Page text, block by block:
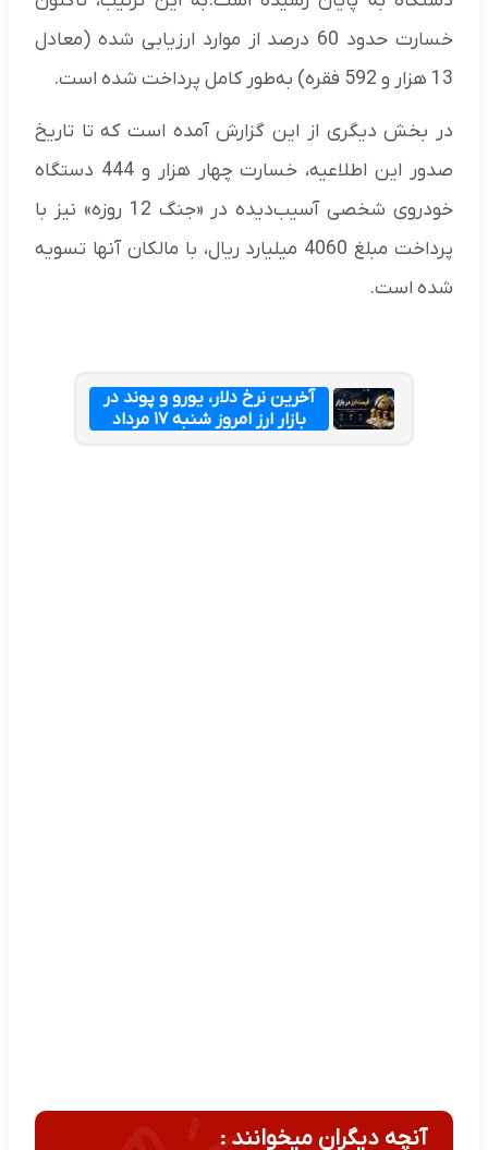
خسارت حدود 60 درصد از موارد ارزیابی شده (معادل
13 هزار و 592 فقره) به‌طور کامل پرداخت شده است.
در بخش دیگری از این گزارش آمده است که تا تاریخ
صدور این اطلاعیه، خسارت چهار هزار و 444 دستگاه
خودروی شخصی آسیب‌دیده در «جنگ 12 روزه» نیز با
پرداخت مبلغ 4060 میلیارد ریال، با مالکان آنها تسویه
شده است.
آخرین نرخ دلار، یورو و پوند در
بازار ارز امروز شنبه ۱۷ مرداد
آنچه دیگران میخوانند :